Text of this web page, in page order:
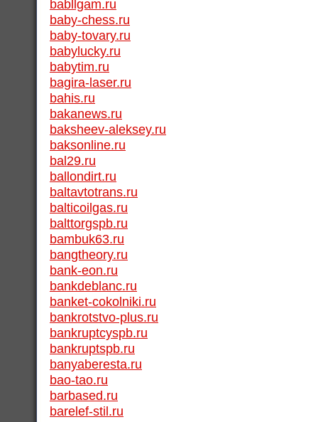
babllgam.ru
baby-chess.ru
baby-tovary.ru
babylucky.ru
babytim.ru
bagira-laser.ru
bahis.ru
bakanews.ru
baksheev-aleksey.ru
baksonline.ru
bal29.ru
ballondirt.ru
baltavtotrans.ru
balticoilgas.ru
balttorgspb.ru
bambuk63.ru
bangtheory.ru
bank-eon.ru
bankdeblanc.ru
banket-cokolniki.ru
bankrotstvo-plus.ru
bankruptcyspb.ru
bankruptspb.ru
banyaberesta.ru
bao-tao.ru
barbased.ru
barelef-stil.ru